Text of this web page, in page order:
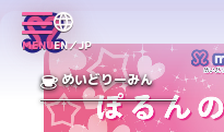
MENUEN／JP
めいどりーみん